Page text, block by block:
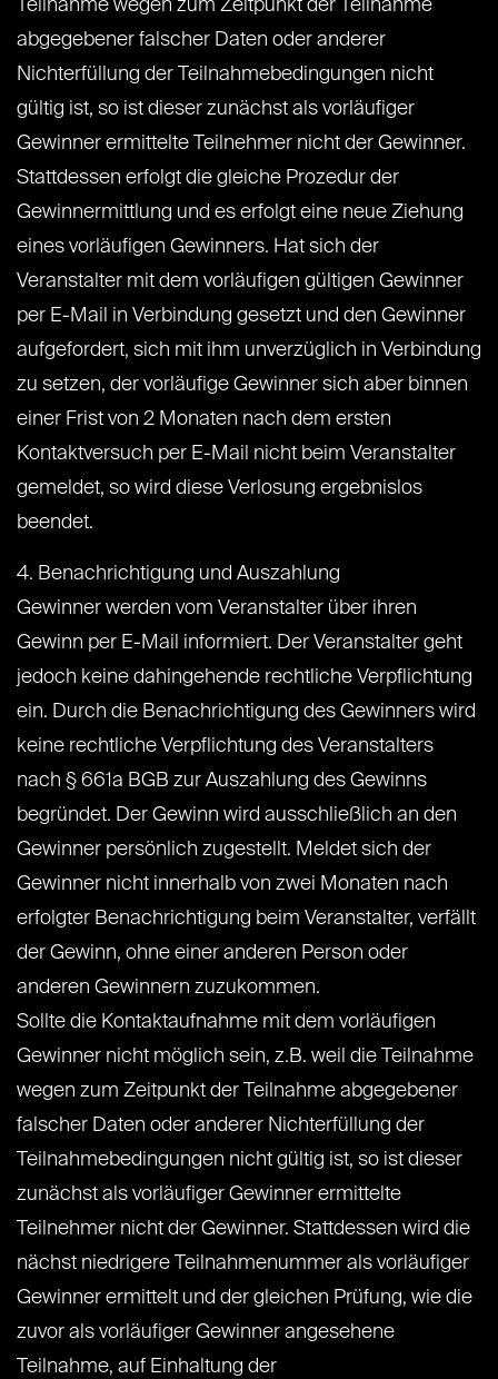
Teilnahme wegen zum Zeitpunkt der Teilnahme
abgegebener falscher Daten oder anderer
Nichterfüllung der Teilnahmebedingungen nicht
gültig ist, so ist dieser zunächst als vorläufiger
Gewinner ermittelte Teilnehmer nicht der Gewinner.
Stattdessen erfolgt die gleiche Prozedur der
Gewinnermittlung und es erfolgt eine neue Ziehung
eines vorläufigen Gewinners. Hat sich der
Veranstalter mit dem vorläufigen gültigen Gewinner
per E-Mail in Verbindung gesetzt und den Gewinner
aufgefordert, sich mit ihm unverzüglich in Verbindung
zu setzen, der vorläufige Gewinner sich aber binnen
einer Frist von 2 Monaten nach dem ersten
Kontaktversuch per E-Mail nicht beim Veranstalter
gemeldet, so wird diese Verlosung ergebnislos
beendet.
4. Benachrichtigung und Auszahlung
Gewinner werden vom Veranstalter über ihren
Gewinn per E-Mail informiert. Der Veranstalter geht
jedoch keine dahingehende rechtliche Verpflichtung
ein. Durch die Benachrichtigung des Gewinners wird
keine rechtliche Verpflichtung des Veranstalters
nach § 661a BGB zur Auszahlung des Gewinns
begründet. Der Gewinn wird ausschließlich an den
Gewinner persönlich zugestellt. Meldet sich der
Gewinner nicht innerhalb von zwei Monaten nach
erfolgter Benachrichtigung beim Veranstalter, verfällt
der Gewinn, ohne einer anderen Person oder
anderen Gewinnern zuzukommen.
Sollte die Kontaktaufnahme mit dem vorläufigen
Gewinner nicht möglich sein, z.B. weil die Teilnahme
wegen zum Zeitpunkt der Teilnahme abgegebener
falscher Daten oder anderer Nichterfüllung der
Teilnahmebedingungen nicht gültig ist, so ist dieser
zunächst als vorläufiger Gewinner ermittelte
Teilnehmer nicht der Gewinner. Stattdessen wird die
nächst niedrigere Teilnahmenummer als vorläufiger
Gewinner ermittelt und der gleichen Prüfung, wie die
zuvor als vorläufiger Gewinner angesehene
Teilnahme, auf Einhaltung der